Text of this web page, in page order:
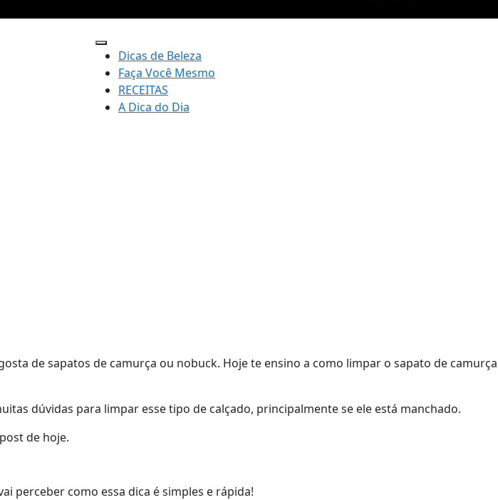
Dicas de Beleza
Faça Você Mesmo
RECEITAS
A Dica do Dia
de sapatos de camurça ou nobuck. Hoje te ensino a como limpar o sapato de camurça
dúvidas para limpar esse tipo de calçado, principalmente se ele está manchado.
de hoje.
perceber como essa dica é simples e rápida!